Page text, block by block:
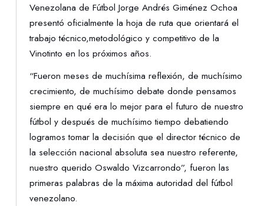
Venezolana de Fútbol Jorge Andrés Giménez Ochoa
presentó oficialmente la hoja de ruta que orientará el
trabajo técnico,metodológico y competitivo de la
Vinotinto en los próximos años.
“Fueron meses de muchísima reflexión, de muchísimo
crecimiento, de muchísimo debate donde pensamos
siempre en qué era lo mejor para el futuro de nuestro
fútbol y después de muchísimo tiempo debatiendo
logramos tomar la decisión que el director técnico de
la selección nacional absoluta sea nuestro referente,
nuestro querido Oswaldo Vizcarrondo”, fueron las
primeras palabras de la máxima autoridad del fútbol
venezolano.